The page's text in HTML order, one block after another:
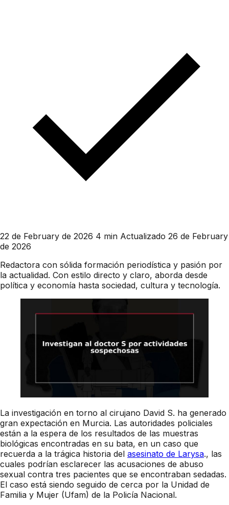
22 de February de 2026 4 min Actualizado 26 de February
de 2026
Redactora con sólida formación periodística y pasión por
la actualidad. Con estilo directo y claro, aborda desde
política y economía hasta sociedad, cultura y tecnología.
La investigación en torno al cirujano David S. ha generado
gran expectación en Murcia. Las autoridades policiales
están a la espera de los resultados de las muestras
biológicas encontradas en su bata, en un caso que
recuerda a la trágica historia del asesinato de Larysa., las
cuales podrían esclarecer las acusaciones de abuso
sexual contra tres pacientes que se encontraban sedadas.
El caso está siendo seguido de cerca por la Unidad de
Familia y Mujer (Ufam) de la Policía Nacional.